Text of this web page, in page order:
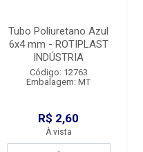
Tubo Poliuretano Azul
6x4 mm - ROTIPLAST
INDÚSTRIA
Código: 12763
Embalagem: MT
R$ 2,60
À vista